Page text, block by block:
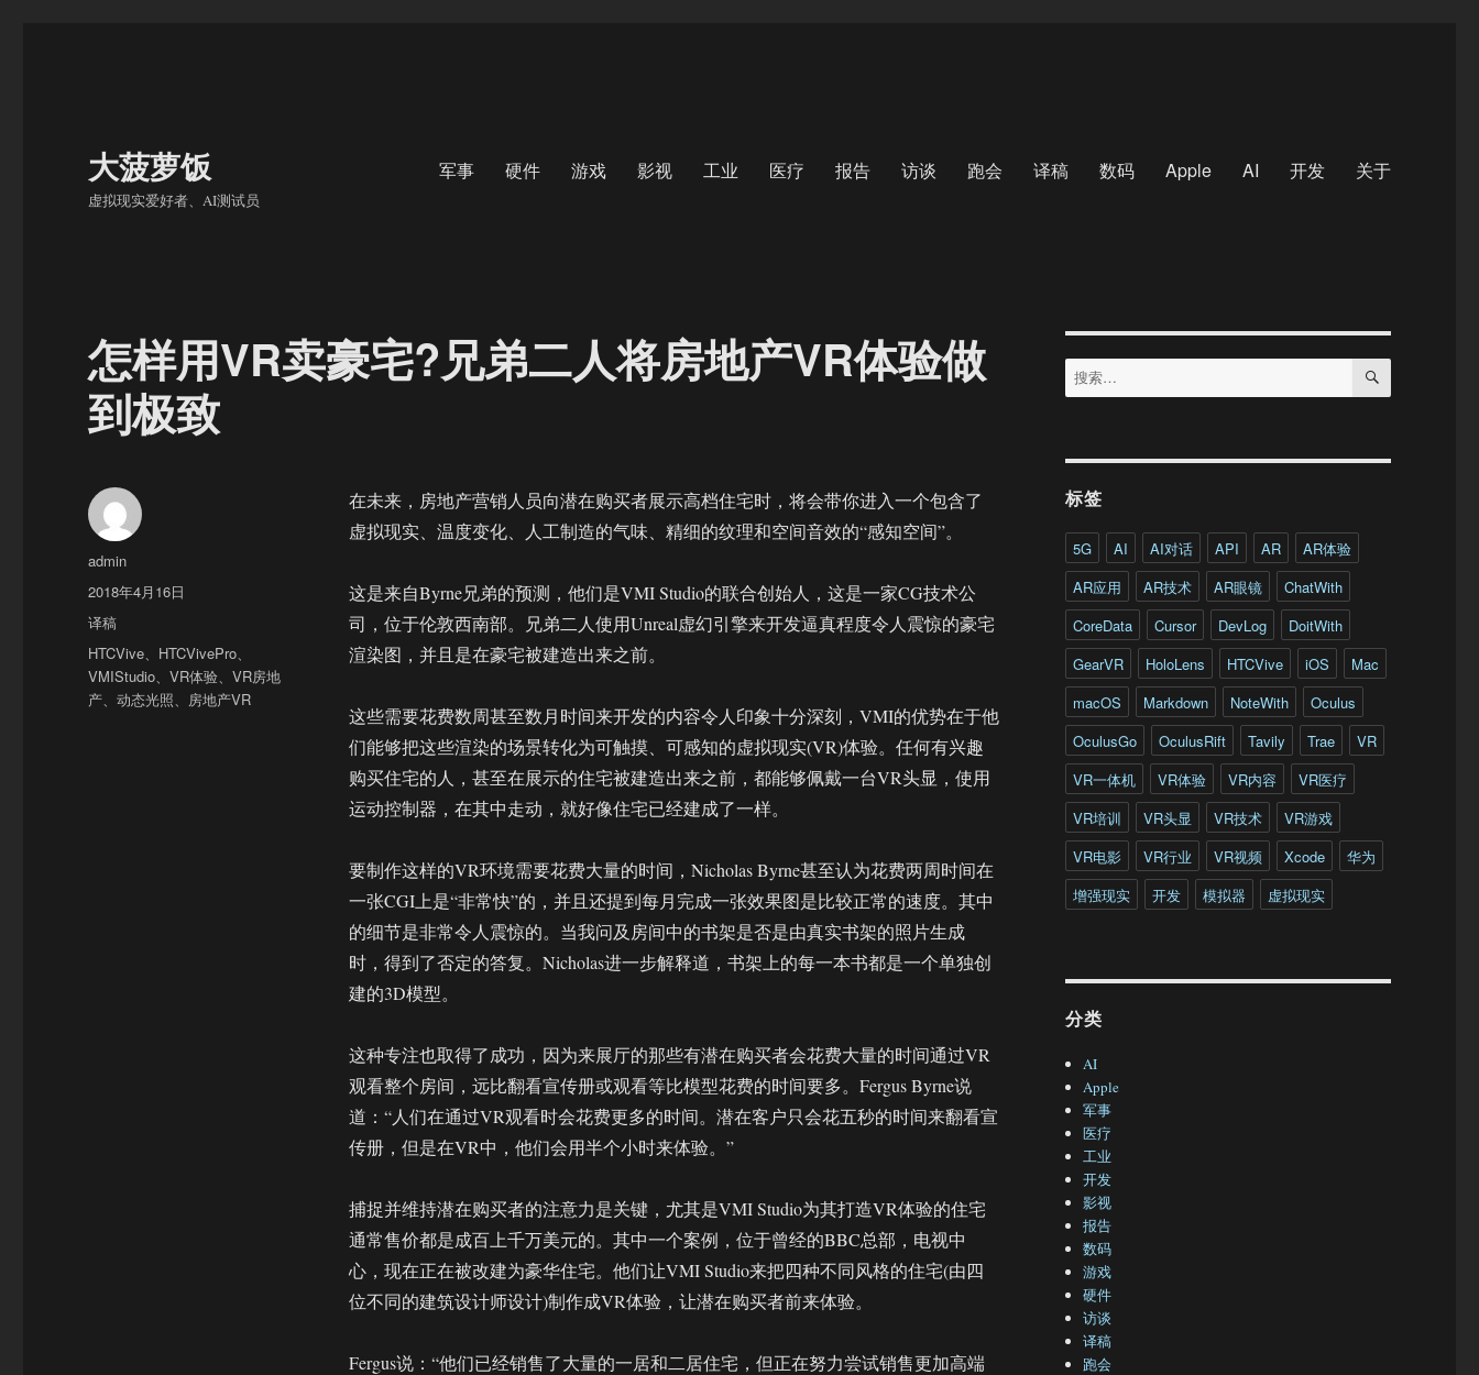
大菠萝饭
虚拟现实爱好者、AI测试员
军事 硬件 游戏 影视 工业 医疗 报告 访谈 跑会 译稿 数码 Apple AI 开发 关于
怎样用VR卖豪宅?兄弟二人将房地产VR体验做
到极致
在未来，房地产营销人员向潜在购买者展示高档住宅时，将会带你进入一个包含了
虚拟现实、温度变化、人工制造的气味、精细的纹理和空间音效的“感知空间”。
这是来自Byrne兄弟的预测，他们是VMI Studio的联合创始人，这是一家CG技术公
司，位于伦敦西南部。兄弟二人使用Unreal虚幻引擎来开发逼真程度令人震惊的豪宅
渲染图，并且是在豪宅被建造出来之前。
这些需要花费数周甚至数月时间来开发的内容令人印象十分深刻，VMI的优势在于他
们能够把这些渲染的场景转化为可触摸、可感知的虚拟现实(VR)体验。任何有兴趣
购买住宅的人，甚至在展示的住宅被建造出来之前，都能够佩戴一台VR头显，使用
运动控制器，在其中走动，就好像住宅已经建成了一样。
要制作这样的VR环境需要花费大量的时间，Nicholas Byrne甚至认为花费两周时间在
一张CGI上是“非常快”的，并且还提到每月完成一张效果图是比较正常的速度。其中
的细节是非常令人震惊的。当我问及房间中的书架是否是由真实书架的照片生成
时，得到了否定的答复。Nicholas进一步解释道，书架上的每一本书都是一个单独创
建的3D模型。
这种专注也取得了成功，因为来展厅的那些有潜在购买者会花费大量的时间通过VR
观看整个房间，远比翻看宣传册或观看等比模型花费的时间要多。Fergus Byrne说
道：“人们在通过VR观看时会花费更多的时间。潜在客户只会花五秒的时间来翻看宣
传册，但是在VR中，他们会用半个小时来体验。”
捕捉并维持潜在购买者的注意力是关键，尤其是VMI Studio为其打造VR体验的住宅
通常售价都是成百上千万美元的。其中一个案例，位于曾经的BBC总部，电视中
心，现在正在被改建为豪华住宅。他们让VMI Studio来把四种不同风格的住宅(由四
位不同的建筑设计师设计)制作成VR体验，让潜在购买者前来体验。
Fergus说：“他们已经销售了大量的一居和二居住宅，但正在努力尝试销售更加高端
作
者
admin
发
布
于
2018年4月16日
分
类
译稿
标
签
HTCVive、 HTCVivePro、
VMIStudio、VR体验、VR房地
产、动态光照、 房地产VR
搜
索：
搜
标签
5G AI AI对话 API AR
AR体验
AR应用
AR技术 AR眼镜
ChatWith
CoreData
Cursor DevLog
DoitWith
GearVR
HoloLens HTCVive iOS
Mac
macOS
Markdown NoteWith
Oculus
OculusGo
OculusRift Tavily Trae
VR
VR一体机
VR体验 VR内容
VR医疗
VR培训
VR头显 VR技术
VR游戏
VR电影
VR行业 VR视频 Xcode
华为
增强现实
开发 模拟器 虚拟现实
分类
AI
Apple
军事
医疗
工业
开发
影视
报告
数码
游戏
硬件
访谈
译稿
跑会